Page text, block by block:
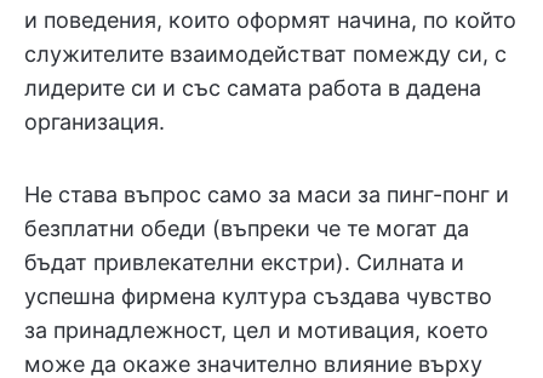
и поведения, които оформят начина, по който
служителите взаимодействат помежду си, с
лидерите си и със самата работа в дадена
организация.
Не става въпрос само за маси за пинг-понг и
безплатни обеди (въпреки че те могат да
бъдат привлекателни екстри). Силната и
успешна фирмена култура създава чувство
за принадлежност, цел и мотивация, което
може да окаже значително влияние върху